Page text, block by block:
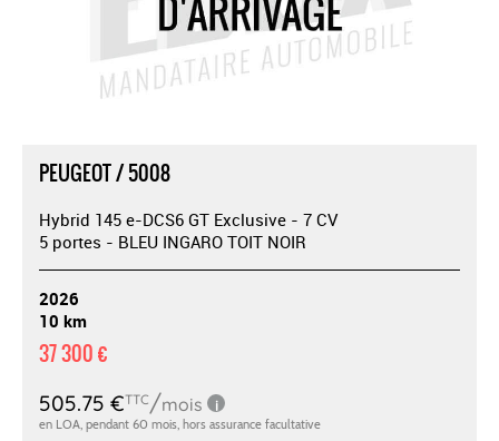
PEUGEOT / 5008
Hybrid 145 e-DCS6 GT Exclusive - 7 CV
5 portes - BLEU INGARO TOIT NOIR
2026
10 km
37 300 €